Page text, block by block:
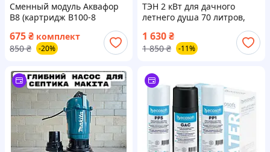
Сменный модуль Аквафор
В8 (картридж В100-8
675₴ комплект
850 ₴ -20%
ТЭН 2 кВт для дачного
летнего душа 70 литров,
нагреватель с
терморегулятором
1 630₴
1 850 ₴ -11%